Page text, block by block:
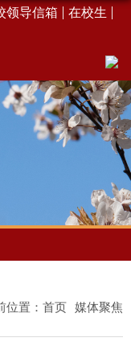
领导信箱
在校生
位置： 首页 媒体聚焦